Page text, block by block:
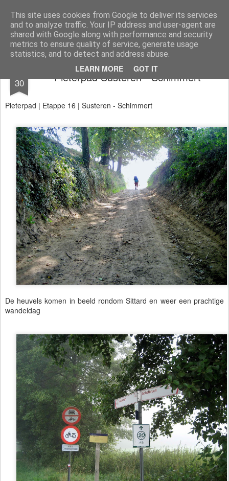
This site uses cookies from Google to deliver its services
and to analyze traffic. Your IP address and user-agent are
shared with Google along with performance and security
metrics to ensure quality of service, generate usage
statistics, and to detect and address abuse.
LEARN MORE GOT IT
Aan de wind een wandelblog
Kaart Dagtochten LAW's Buitenland E2 E9 GR12
30 Pieterpad Susteren - Schimmert
Pieterpad | Etappe 16 | Susteren - Schimmert
De heuvels komen in beeld rondom Sittard en weer een prachtige
wandeldag